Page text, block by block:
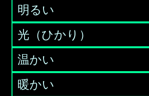
明るい
光（ひかり）
温かい
暖かい